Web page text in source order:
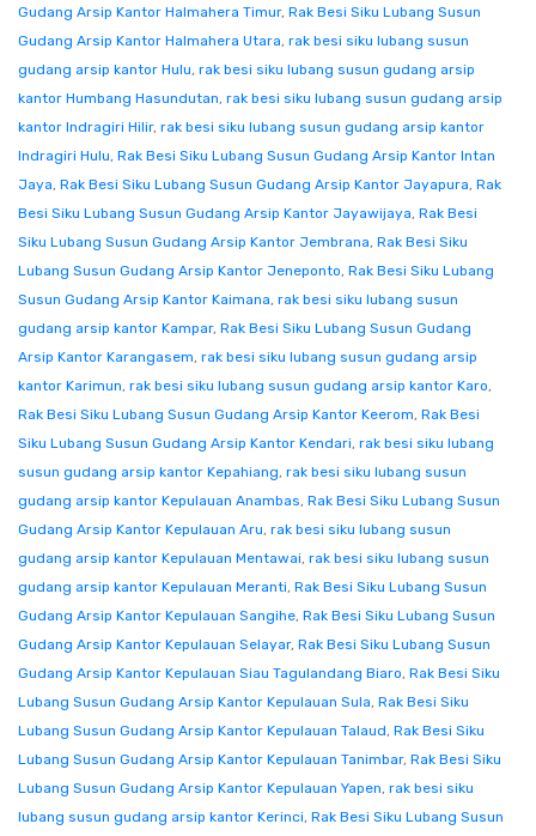
Gudang Arsip Kantor Halmahera Timur, Rak Besi Siku Lubang Susun
Gudang Arsip Kantor Halmahera Utara, rak besi siku lubang susun
gudang arsip kantor Hulu, rak besi siku lubang susun gudang arsip
kantor Humbang Hasundutan, rak besi siku lubang susun gudang arsip
kantor Indragiri Hilir, rak besi siku lubang susun gudang arsip kantor
Indragiri Hulu, Rak Besi Siku Lubang Susun Gudang Arsip Kantor Intan
Jaya, Rak Besi Siku Lubang Susun Gudang Arsip Kantor Jayapura, Rak
Besi Siku Lubang Susun Gudang Arsip Kantor Jayawijaya, Rak Besi
Siku Lubang Susun Gudang Arsip Kantor Jembrana, Rak Besi Siku
Lubang Susun Gudang Arsip Kantor Jeneponto, Rak Besi Siku Lubang
Susun Gudang Arsip Kantor Kaimana, rak besi siku lubang susun
gudang arsip kantor Kampar, Rak Besi Siku Lubang Susun Gudang
Arsip Kantor Karangasem, rak besi siku lubang susun gudang arsip
kantor Karimun, rak besi siku lubang susun gudang arsip kantor Karo,
Rak Besi Siku Lubang Susun Gudang Arsip Kantor Keerom, Rak Besi
Siku Lubang Susun Gudang Arsip Kantor Kendari, rak besi siku lubang
susun gudang arsip kantor Kepahiang, rak besi siku lubang susun
gudang arsip kantor Kepulauan Anambas, Rak Besi Siku Lubang Susun
Gudang Arsip Kantor Kepulauan Aru, rak besi siku lubang susun
gudang arsip kantor Kepulauan Mentawai, rak besi siku lubang susun
gudang arsip kantor Kepulauan Meranti, Rak Besi Siku Lubang Susun
Gudang Arsip Kantor Kepulauan Sangihe, Rak Besi Siku Lubang Susun
Gudang Arsip Kantor Kepulauan Selayar, Rak Besi Siku Lubang Susun
Gudang Arsip Kantor Kepulauan Siau Tagulandang Biaro, Rak Besi Siku
Lubang Susun Gudang Arsip Kantor Kepulauan Sula, Rak Besi Siku
Lubang Susun Gudang Arsip Kantor Kepulauan Talaud, Rak Besi Siku
Lubang Susun Gudang Arsip Kantor Kepulauan Tanimbar, Rak Besi Siku
Lubang Susun Gudang Arsip Kantor Kepulauan Yapen, rak besi siku
lubang susun gudang arsip kantor Kerinci, Rak Besi Siku Lubang Susun